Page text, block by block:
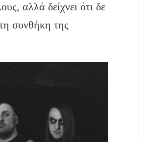
αλλά δείχνει ότι δε
συνθήκη της